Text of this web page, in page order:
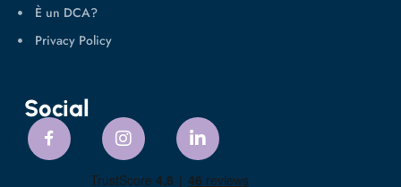
È un DCA?
Privacy Policy
Social